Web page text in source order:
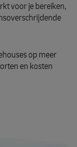
voor je bereiken,
op meer
en kosten